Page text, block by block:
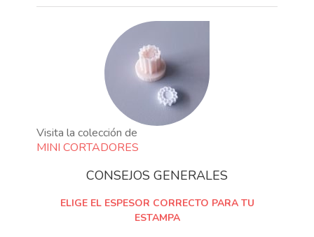
Visita la colección de
MINI CORTADORES
CONSEJOS GENERALES
ELIGE EL ESPESOR CORRECTO PARA TU
ESTAMPA